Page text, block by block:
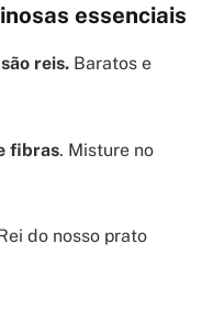
essenciais
reis. Baratos e
fibras. Misture no
do nosso prato